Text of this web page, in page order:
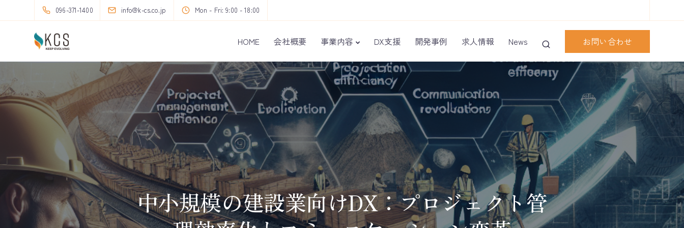
096-371-1400 info@k-cs.co.jp Mon - Fri: 9:00 - 18:00
HOME 会社概要 事業内容 DX支援 開発事例 求人情報 News お問い合わせ
中小規模の建設業向けDX：プロジェクト管